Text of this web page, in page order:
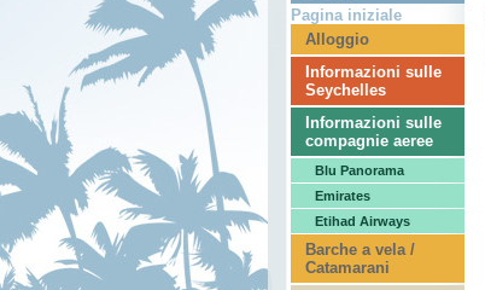
Pagina iniziale
Alloggio
Informazioni sulle
Seychelles
Informazioni sulle
compagnie aeree
Blu Panorama
Emirates
Etihad Airways
Barche a vela /
Catamarani